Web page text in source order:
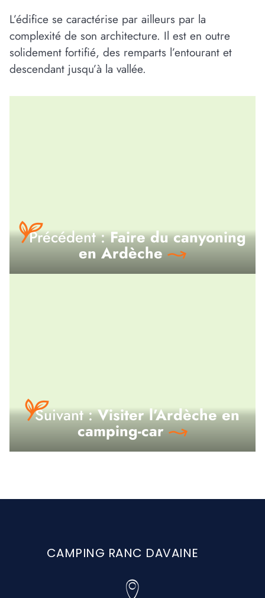
L’édifice se caractérise par ailleurs par la
complexité de son architecture. Il est en outre
solidement fortifié, des remparts l’entourant et
descendant jusqu’à la vallée.
Précédent :Faire du canyoning
en Ardèche
Suivant :Visiter l’Ardèche en
camping-car
CAMPING RANC DAVAINE